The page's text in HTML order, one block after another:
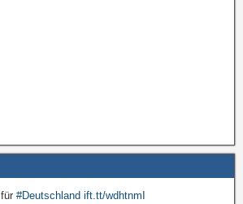
für #Deutschland ift.tt/wdhtnmI